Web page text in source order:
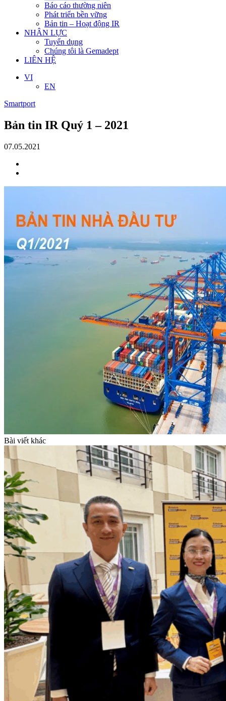
Báo cáo thường niên
Phát triển bền vững
Bản tin – Hoạt động IR
NHÂN LỰC
Tuyển dụng
Chúng tôi là Gemadept
LIÊN HỆ
VI
EN
Smartport
Bản tin IR Quý 1 – 2021
07.05.2021
Bài viết khác